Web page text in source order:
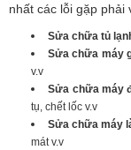
nhất các lỗi gặp phải
Sửa chữa tủ
Sửa chữa máy
v.v
Sửa chữa máy
tụ, chết lốc v.v
Sửa chữa máy
mát v.v